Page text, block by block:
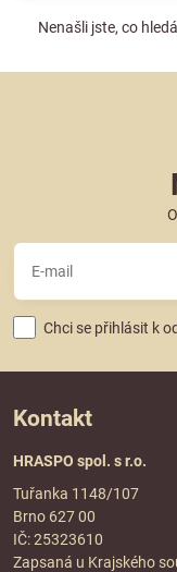
Nenašli jste, co
Chci se přihlásit k
Kontakt
HRASPO spol. s r.o.
Tuřanka 1148/107
Brno 627 00
IČ: 25323610
Zapsaná u Krajského